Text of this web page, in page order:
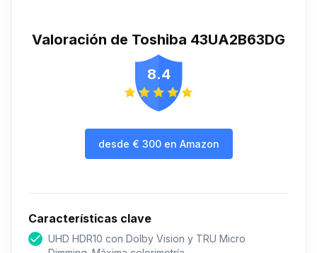
Valoración de Toshiba 43UA2B63DG
8.4
desde € 300en Amazon
Características clave
UHD HDR10 con Dolby Vision y TRU Micro